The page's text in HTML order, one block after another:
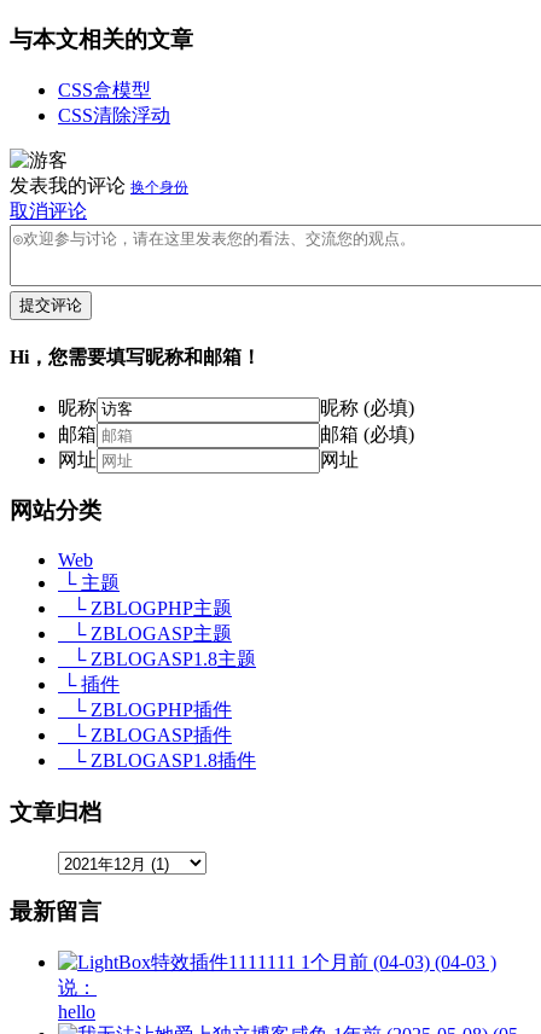
与本文相关的文章
CSS盒模型
CSS清除浮动
发表我的评论 换个身份
取消评论
提交评论
Hi，您需要填写昵称和邮箱！
昵称
昵称 (必填)
邮箱
邮箱 (必填)
网址
网址
网站分类
Web
└ 主题
└ ZBLOGPHP主题
└ ZBLOGASP主题
└ ZBLOGASP1.8主题
└ 插件
└ ZBLOGPHP插件
└ ZBLOGASP插件
└ ZBLOGASP1.8插件
文章归档
最新留言
1111111 1个月前 (04-03) (04-03 )
说：
hello